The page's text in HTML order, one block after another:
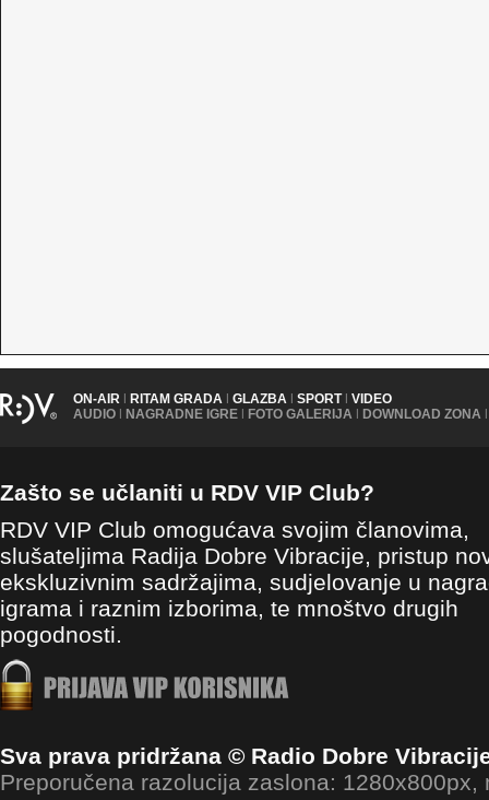
ON-AIR | RITAM GRADA | GLAZBA | SPORT | VIDEO
AUDIO | NAGRADNE IGRE | FOTO GALERIJA | DOWNLOAD ZONA |
Zašto se učlaniti u RDV VIP Club?
RDV VIP Club omogućava svojim članovima,
slušateljima Radija Dobre Vibracije, pristup
ekskluzivnim sadržajima, sudjelovanje u
igrama i raznim izborima, te mnoštvo drugih
pogodnosti.
Sva prava pridržana © Radio Dobre
Preporučena razolucija zaslona: 1280x800px,